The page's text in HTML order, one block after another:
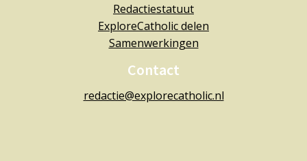
Redactiestatuut
ExploreCatholic delen
Samenwerkingen
Contact
redactie@explorecatholic.nl